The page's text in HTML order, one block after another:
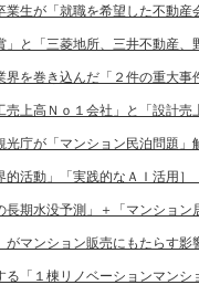
業生が「就職を希望した不動産
」と「三菱地所、三井不動産、
界を巻き込んだ「２件の重大事
売上高Ｎｏ１会社」と「設計売
光庁が「マンション民泊問題」
的活動」「実践的なＡＩ活用
長期水没予測」＋「マンショ
がマンション販売にもたらす影
る「１棟リノベーションマンシ